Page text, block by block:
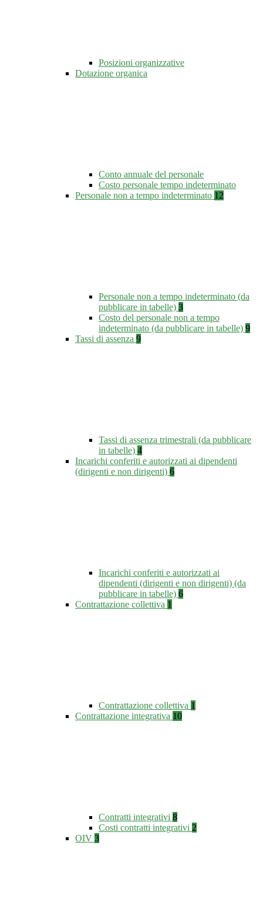
Posizioni organizzative
Dotazione organica
Conto annuale del personale
Costo personale tempo indeterminato
Personale non a tempo indeterminato 12
Personale non a tempo indeterminato (da
pubblicare in tabelle) 3
Costo del personale non a tempo
indeterminato (da pubblicare in tabelle) 9
Tassi di assenza 9
Tassi di assenza trimestrali (da pubblicare
in tabelle) 4
Incarichi conferiti e autorizzati ai dipendenti
(dirigenti e non dirigenti) 6
Incarichi conferiti e autorizzati ai
dipendenti (dirigenti e non dirigenti) (da
pubblicare in tabelle) 6
Contrattazione collettiva 1
Contrattazione collettiva 1
Contrattazione integrativa 10
Contratti integrativi 8
Costi contratti integrativi 2
OIV 3